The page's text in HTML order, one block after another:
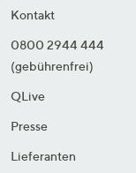
Kontakt
0800 2944 444
(gebührenfrei)
QLive
Presse
Lieferanten